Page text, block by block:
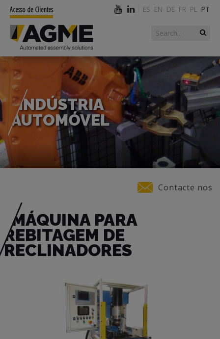
Search form
Search
Acesso de Clientes ES EN DE FR PL PT
INDÚSTRIA
AUTOMÓVEL
Contacte nos
MÁQUINA PARA
REBITAGEM DE
RECLINADORES